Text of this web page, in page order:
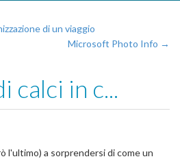
di un viaggio
Microsoft Photo Info →
calci in c...
l'ultimo) a sorprendersi di come un